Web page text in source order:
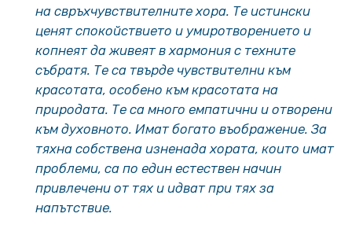
на свръхчувствителните хора. Те истински
ценят спокойствието и умиротворението и
копнеят да живеят в хармония с техните
събратя. Те са твърде чувствителни към
красотата, особено към красотата на
природата. Те са много емпатични и отворени
към духовното. Имат богато въображение. За
тяхна собствена изненада хората, които имат
проблеми, са по един естествен начин
привлечени от тях и идват при тях за
напътствие.